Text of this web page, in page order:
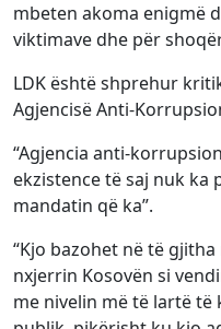
mbeten akoma enigmë
viktimave dhe për
LDK është shprehur
Agjencisë Anti-
“Agjencia anti-
ekzistence të saj nuk ka
mandatin që ka”.
“Kjo bazohet në të
nxjerrin Kosovën si
me nivelin më të lartë